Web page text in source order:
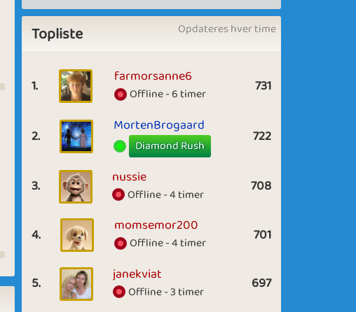
Topliste Opdateres hver time
1. farmorsanne6
Offline - 6 timer 731
2.
MortenBrogaard
Diamond Rush 722
3. nussie
Offline - 4 timer 708
4. momsemor200
Offline - 4 timer 701
5. janekviat
Offline - 3 timer 697